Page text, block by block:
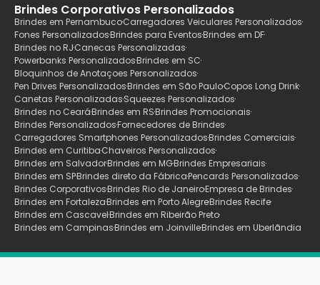
Brindes Corporativos Personalizados
Brindes em PernambucoCarregadores Veiculares Personalizados
Fones PersonalizadosBrindes para EventosBrindes em DF
Brindes no RJCanecas Personalizadas
Powerbanks PersonalizadosBrindes em SC
Bloquinhos de Anotaçoes Personalizados
Pen Drives PersonalizadosBrindes em São PauloCopos Long Drink
Canetas PersonalizadasSqueezes Personalizados
Brindes no CearáBrindes em RSBrindes Promocionais
Brindes PersonalizadosFornecedores de Brindes
Carregadores Smartphones PersonalizadosBrindes Comerciais
Brindes em CuritibaChaveiros Personalizados
Brindes em SalvadorBrindes em MGBrindes Empresariais
Brindes em SPBrindes direto da FábricaPencards Personalizados
Brindes CorporativosBrindes Rio de JaneiroEmpresa de Brindes
Brindes em FortalezaBrindes em Porto AlegreBrindes Recife
Brindes em CascavelBrindes em Ribeirão Preto
Brindes em CampinasBrindes em JoinvilleBrindes em Uberlãndia